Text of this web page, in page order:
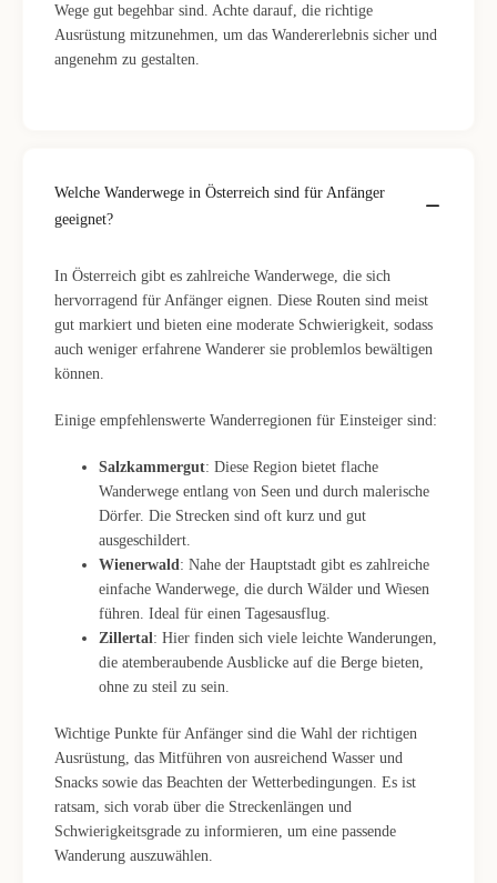
Wege gut begehbar sind. Achte darauf, die richtige
Ausrüstung mitzunehmen, um das Wandererlebnis sicher und
angenehm zu gestalten.
Welche Wanderwege in Österreich sind für Anfänger
geeignet?
In Österreich gibt es zahlreiche Wanderwege, die sich
hervorragend für Anfänger eignen. Diese Routen sind meist
gut markiert und bieten eine moderate Schwierigkeit, sodass
auch weniger erfahrene Wanderer sie problemlos bewältigen
können.
Einige empfehlenswerte Wanderregionen für Einsteiger sind:
Salzkammergut: Diese Region bietet flache
Wanderwege entlang von Seen und durch malerische
Dörfer. Die Strecken sind oft kurz und gut
ausgeschildert.
Wienerwald: Nahe der Hauptstadt gibt es zahlreiche
einfache Wanderwege, die durch Wälder und Wiesen
führen. Ideal für einen Tagesausflug.
Zillertal: Hier finden sich viele leichte Wanderungen,
die atemberaubende Ausblicke auf die Berge bieten,
ohne zu steil zu sein.
Wichtige Punkte für Anfänger sind die Wahl der richtigen
Ausrüstung, das Mitführen von ausreichend Wasser und
Snacks sowie das Beachten der Wetterbedingungen. Es ist
ratsam, sich vorab über die Streckenlängen und
Schwierigkeitsgrade zu informieren, um eine passende
Wanderung auszuwählen.